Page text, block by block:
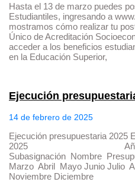
Hasta el 13 de marzo puedes
Estudiantiles, ingresando a
mostramos cómo realizar tu
Único de Acreditación
acceder a los beneficios
en la Educación Superior,
Ejecución
14 de febrero de 2025
Ejecución presupuestaria 2025
2025 Año
Subasignación Nombre
Marzo Abril Mayo Junio Julio
Noviembre Diciembre